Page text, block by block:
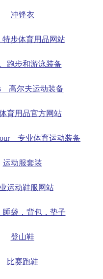
冲锋衣
步体育用品网站
跑步和游泳装备
高尔夫运动装备
育用品官方网站
专业体育运动装备
运动服套装
运动鞋服网站
睡袋，背包，垫子
登山鞋
比赛跑鞋